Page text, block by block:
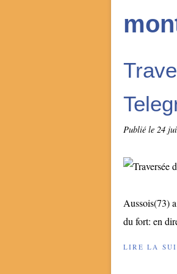
Publié le 24
Aussois(73)
du fort: en
LIRE LA